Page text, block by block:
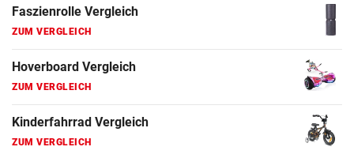
Faszienrolle Vergleich
ZUM VERGLEICH
Hoverboard Vergleich
ZUM VERGLEICH
Kinderfahrrad Vergleich
ZUM VERGLEICH